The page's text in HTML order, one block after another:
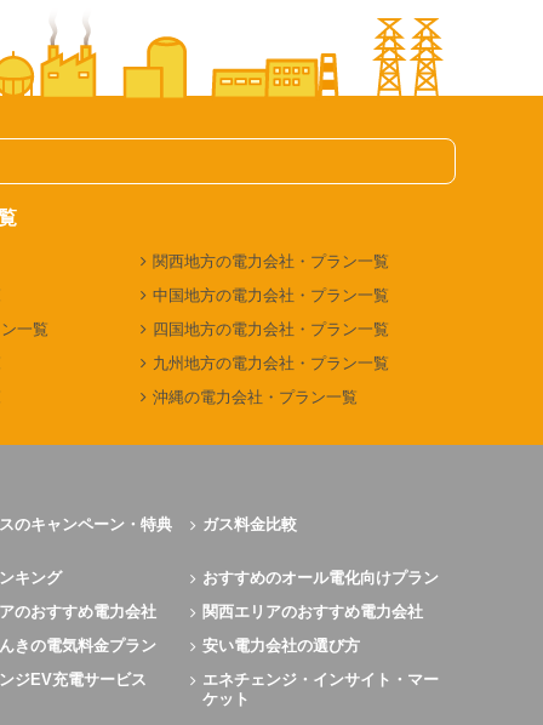
一覧
関西地方の電力会社・プラン一覧
中国地方の電力会社・プラン一覧
四国地方の電力会社・プラン一覧
九州地方の電力会社・プラン一覧
沖縄の電力会社・プラン一覧
のキャンペーン・特典 ガス料金比較
キング
おすすめのオール電化向けプラン
のおすすめ電力会社
関西エリアのおすすめ電力会社
きの電気料金プラン
安い電力会社の選び方
ジEV充電サービス
エネチェンジ・インサイト・マー
ケット